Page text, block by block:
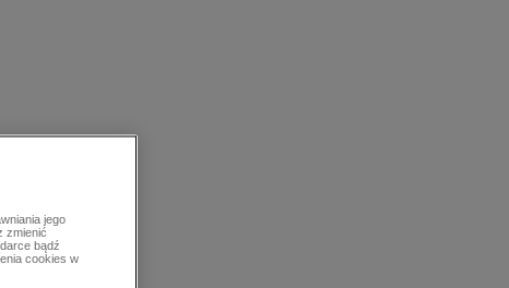
jego
zmienić
bądź
cookies w